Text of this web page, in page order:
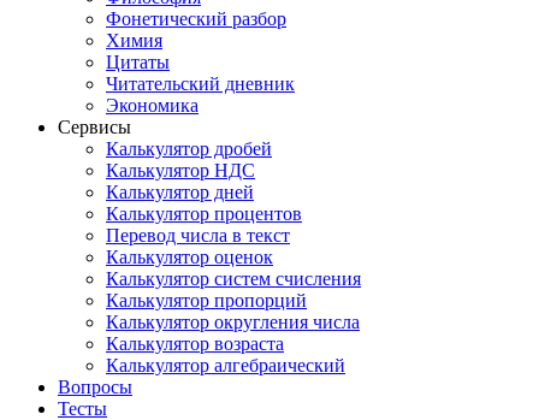
Фонетический разбор
Химия
Цитаты
Читательский дневник
Экономика
Сервисы
Калькулятор дробей
Калькулятор НДС
Калькулятор дней
Калькулятор процентов
Перевод числа в текст
Калькулятор оценок
Калькулятор систем счисления
Калькулятор пропорций
Калькулятор округления числа
Калькулятор возраста
Калькулятор алгебраический
Вопросы
Тесты